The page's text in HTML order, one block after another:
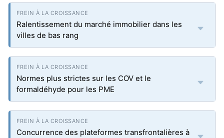
Ralentissement du marché immobilier dans les
villes de bas rang
Normes plus strictes sur les COV et le
formaldéhyde pour les PME
Concurrence des plateformes transfrontalières à